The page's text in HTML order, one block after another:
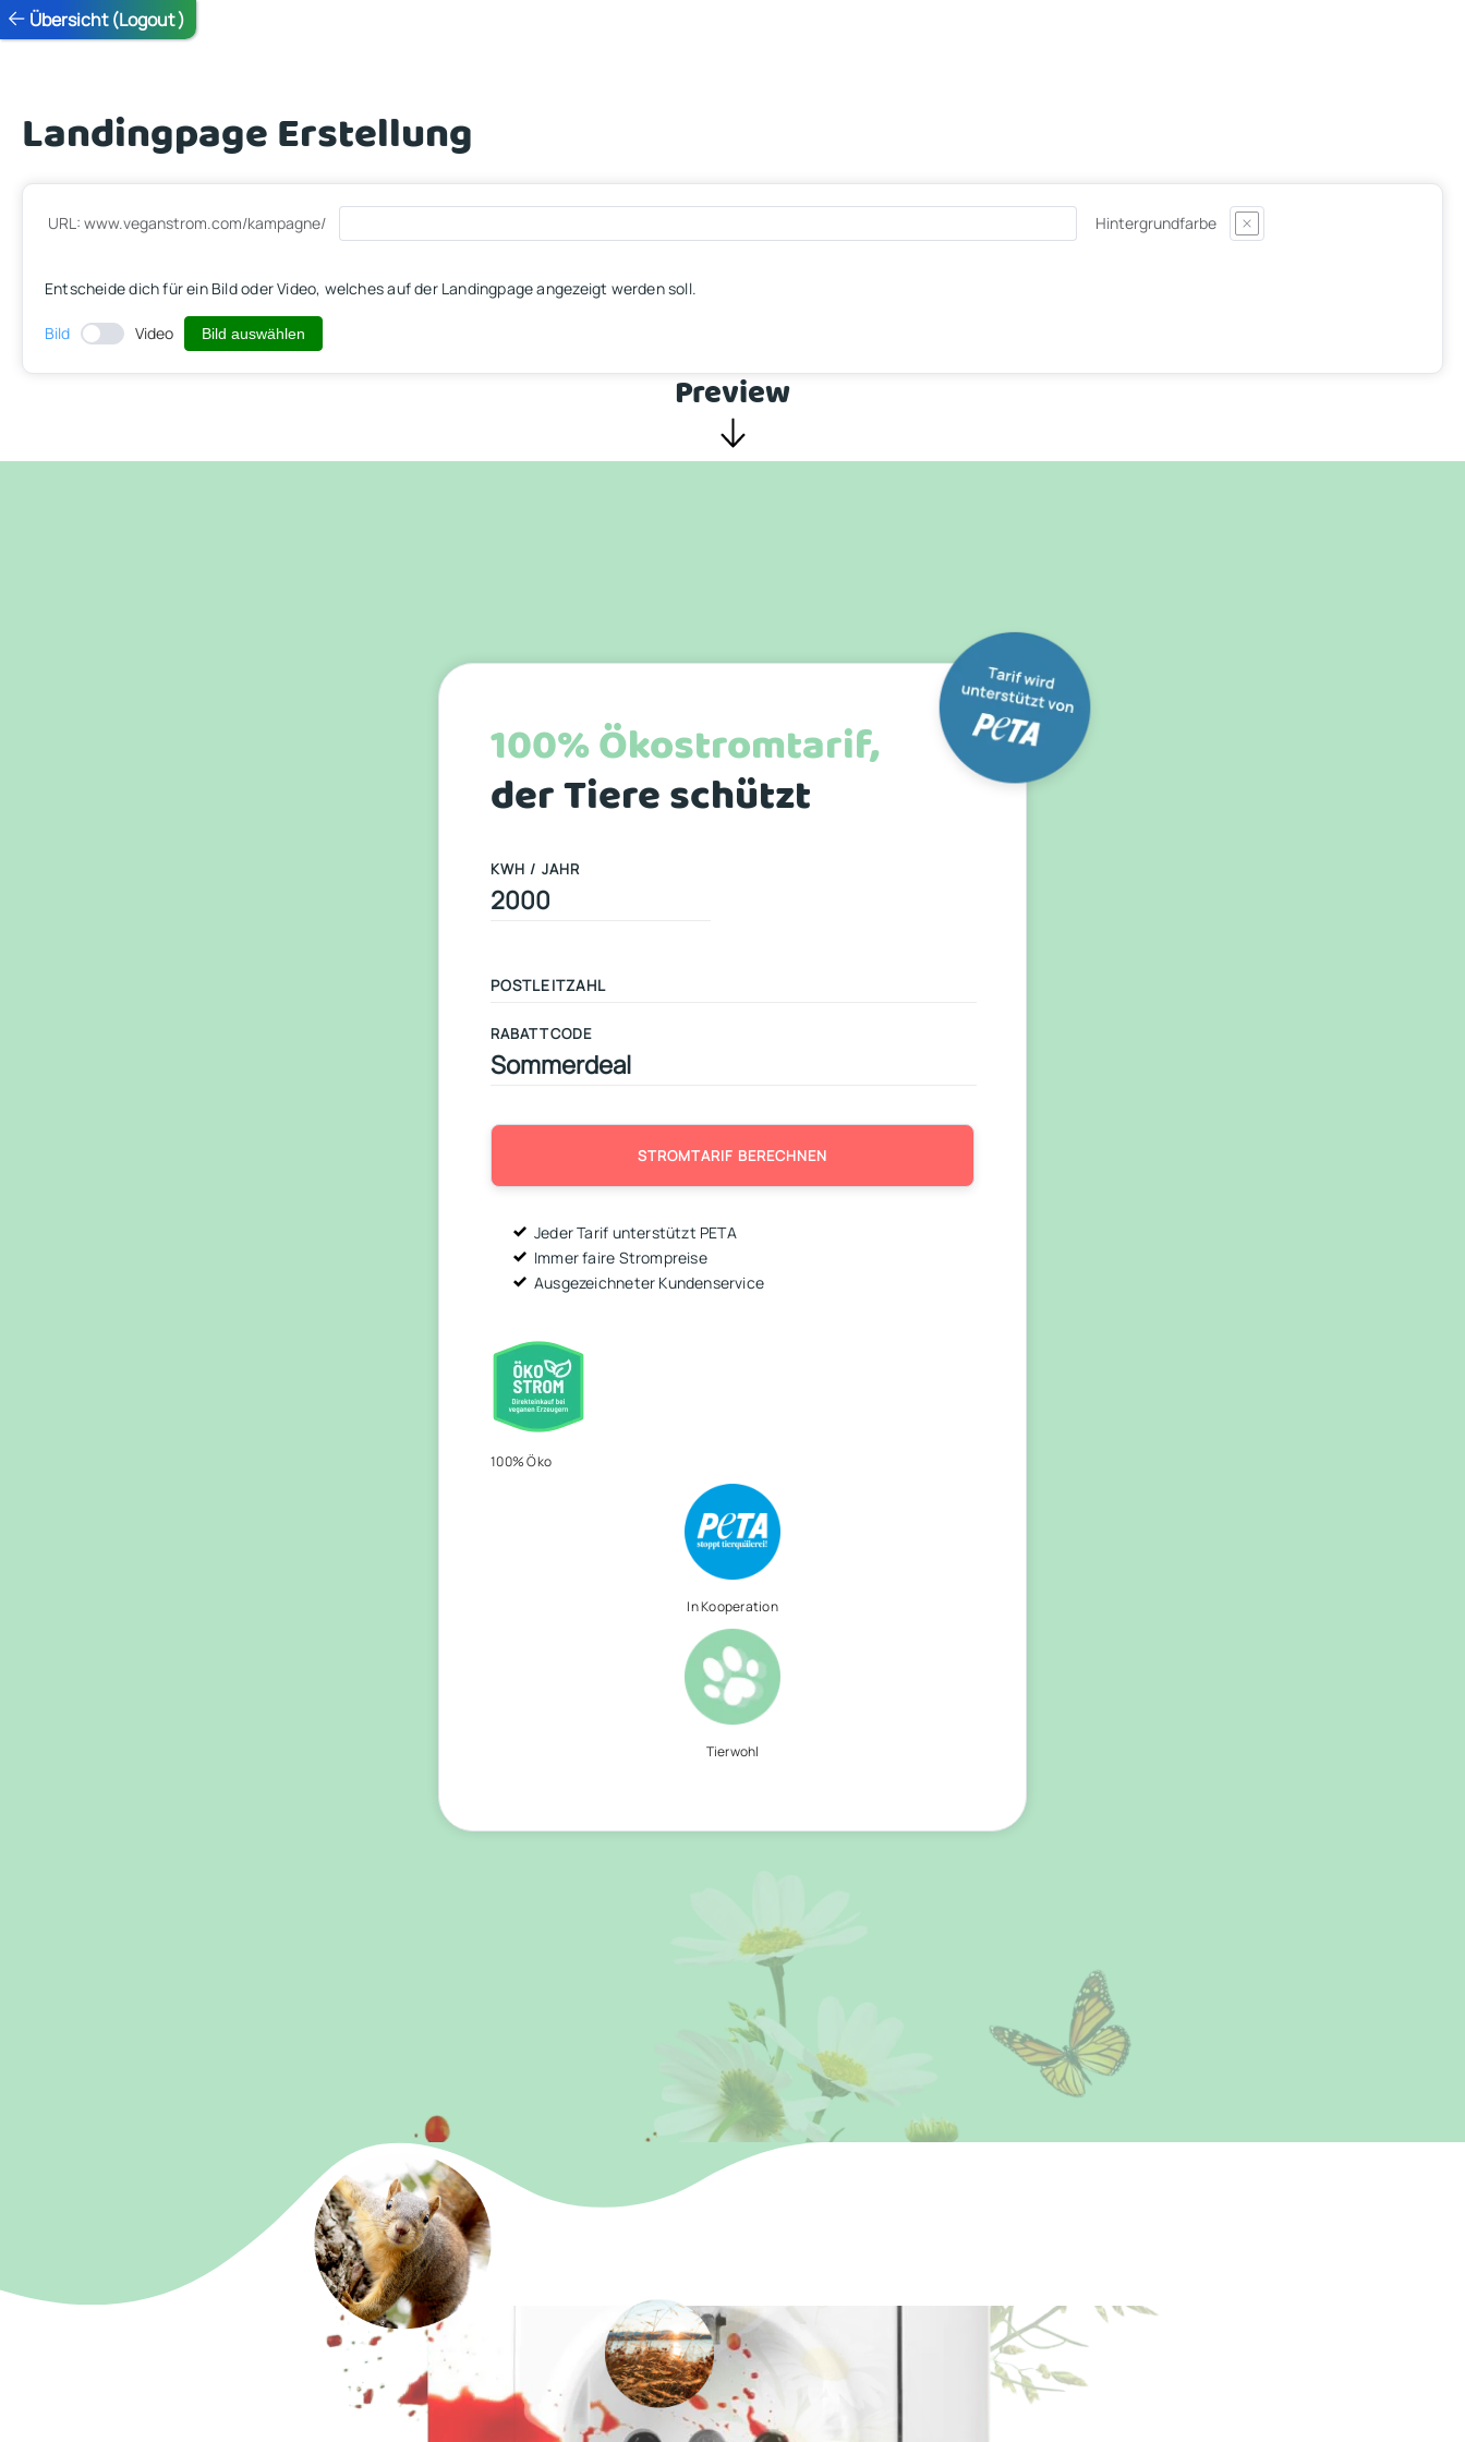
Übersicht (Logout )
Landingpage Erstellung
URL: www.veganstrom.com/kampagne/ Hintergrundfarbe
Entscheide dich für ein Bild oder Video, welches auf der Landingpage angezeigt werden soll.
Bild Video Bild auswählen
Preview
100% Ökostromtarif,
der Tiere schützt
KWH / JAHR
RABATTCODE
STROMTARIF BERECHNEN
Jeder Tarif unterstützt PETA
Immer faire Strompreise
Ausgezeichneter Kundenservice
100% Öko
In Kooperation
Tierwohl